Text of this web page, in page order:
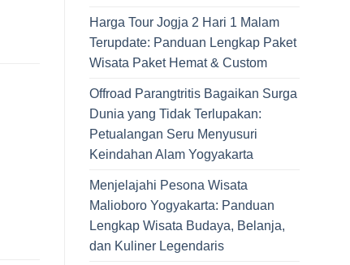
Harga Tour Jogja 2 Hari 1 Malam
Terupdate: Panduan Lengkap Paket
Wisata Paket Hemat & Custom
Offroad Parangtritis Bagaikan Surga
Dunia yang Tidak Terlupakan:
Petualangan Seru Menyusuri
Keindahan Alam Yogyakarta
Menjelajahi Pesona Wisata
Malioboro Yogyakarta: Panduan
Lengkap Wisata Budaya, Belanja,
dan Kuliner Legendaris